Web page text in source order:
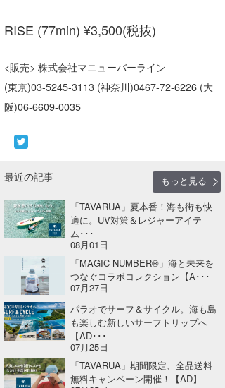
RISE (77min) ¥3,500(税抜)
<販売> 株式会社マニューバーライン
(東京)03-5245-3113 (神奈川)0467-72-6226 (大
阪)06-6609-0035
最近の記事
もっと見る
「TAVARUA」夏本番！海も街も快
適に。UV対策＆レジャーアイテ
ム･･･
08月01日
「MAGIC NUMBER®」海と未来を
つなぐコラボコレクション【A･･･
07月27日
パラオでサーフ＆サイクル。海も島
も楽しむ新しいサーフトリップへ
【AD･･･
07月25日
「TAVARUA」期間限定、全品送料
無料キャンペーン開催！【AD】
waka☆=
YUKI☆
たっちー
三輪予報士
小川予報士
上田純子
上條将美
唐澤予報士
SancheZ
米山予報士